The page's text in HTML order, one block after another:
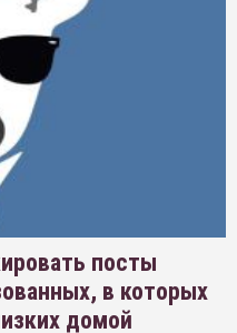
посты
в которых
домой